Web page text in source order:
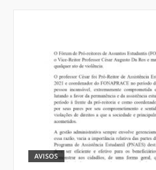
AVISOS